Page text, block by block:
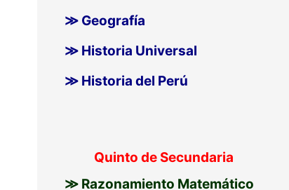
≫ Geografía
≫ Historia Universal
≫ Historia del Perú
Quinto de Secundaria
≫ Razonamiento Matemático